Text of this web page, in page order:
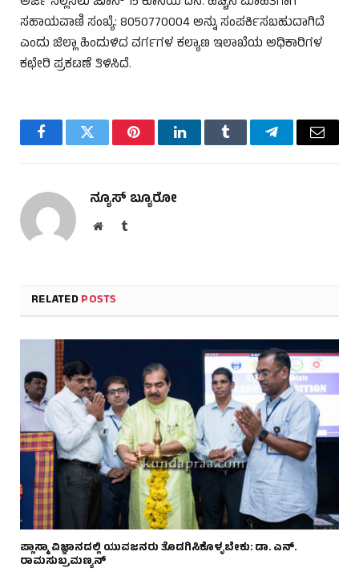
ಸಹಾಯವಾಣಿ ಸಂಖ್ಯೆ: 8050770004 ಅನ್ನು ಸಂಪರ್ಕಿಸಬಹುದಾಗಿದೆ
ಎಂದು ಜಿಲ್ಲಾ ಹಿಂದುಳಿದ ವರ್ಗಗಳ ಕಲ್ಯಾಣ ಇಲಾಖೆಯ ಅಧಿಕಾರಿಗಳ
ಕಛೇರಿ ಪ್ರಕಟಣೆ ತಿಳಿಸಿದೆ.
FacebookTwitter PinterestLinkedInTumblr TelegramEmail
ನ್ಯೂಸ್ ಬ್ಯೂರೋ
WebsiteTumblr
RELATEDPOSTS
ಪ್ಲಾಸ್ಮಾ ವಿಜ್ಞಾನದಲ್ಲಿ ಯುವಜನರು ತೊಡಗಿಸಿಕೊಳ್ಳಬೇಕು: ಡಾ. ಎನ್.
ರಾಮಸುಬ್ರಮಣ್ಯನ್